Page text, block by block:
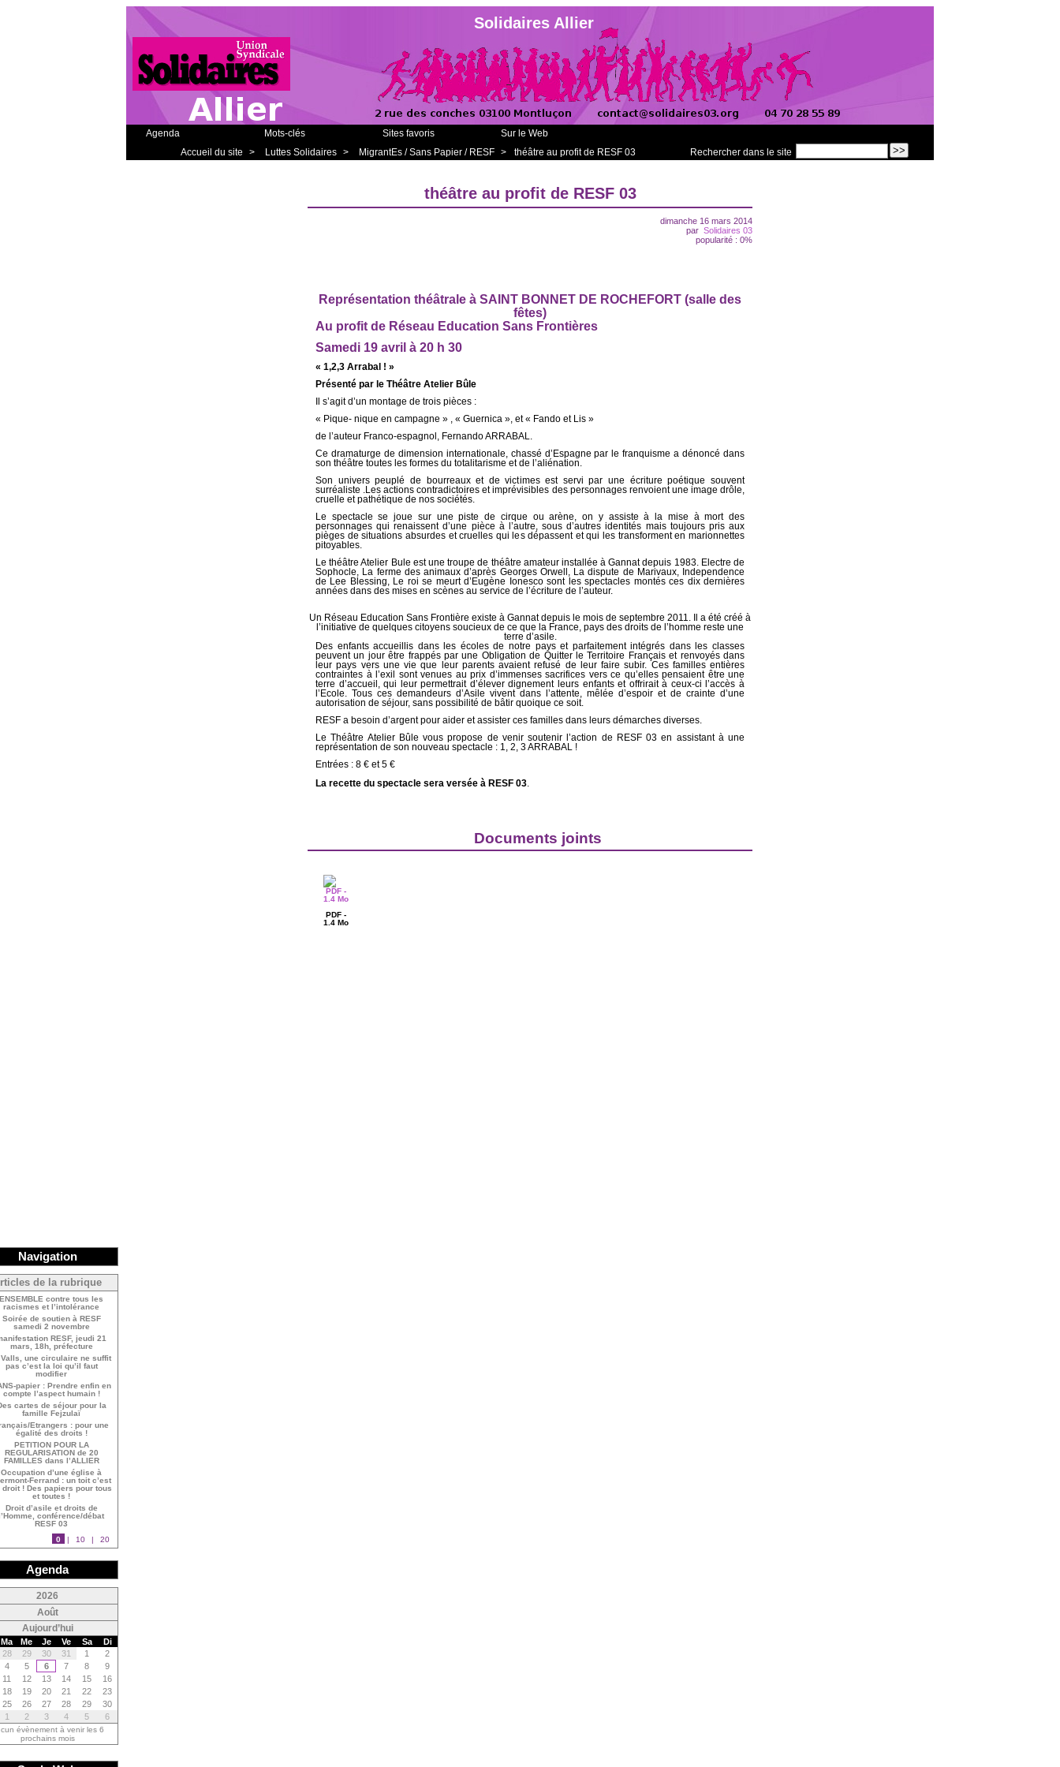
Solidaires Allier
Agenda Mots-clés Sites favoris
Sur le Web
Rechercher dans le site
Accueil du site > Luttes Solidaires > MigrantEs / Sans Papier / RESF > théâtre au profit de RESF 03
théâtre au profit de RESF 03
dimanche 16 mars 2014
par Solidaires 03
popularité : 0%
Représentation théâtrale à SAINT BONNET DE ROCHEFORT (salle des
fêtes)
Au profit de Réseau Education Sans Frontières
Samedi 19 avril à 20 h 30
« 1,2,3 Arrabal ! »
Présenté par le Théâtre Atelier Bûle
Il s’agit d’un montage de trois pièces :
« Pique- nique en campagne » , « Guernica », et « Fando et Lis »
de l’auteur Franco-espagnol, Fernando ARRABAL.
Ce dramaturge de dimension internationale, chassé d’Espagne par le franquisme a dénoncé dans
son théâtre toutes les formes du totalitarisme et de l’aliénation.
Son univers peuplé de bourreaux et de victimes est servi par une écriture poétique souvent
surréaliste .Les actions contradictoires et imprévisibles des personnages renvoient une image drôle,
cruelle et pathétique de nos sociétés.
Le spectacle se joue sur une piste de cirque ou arène, on y assiste à la mise à mort des
personnages qui renaissent d’une pièce à l’autre, sous d’autres identités mais toujours pris aux
pièges de situations absurdes et cruelles qui les dépassent et qui les transforment en marionnettes
pitoyables.
Le théâtre Atelier Bule est une troupe de théâtre amateur installée à Gannat depuis 1983. Electre de
Sophocle, La ferme des animaux d’après Georges Orwell, La dispute de Marivaux, Independence
de Lee Blessing, Le roi se meurt d’Eugène Ionesco sont les spectacles montés ces dix dernières
années dans des mises en scènes au service de l’écriture de l’auteur.
Un Réseau Education Sans Frontière existe à Gannat depuis le mois de septembre 2011. Il a été créé à
l’initiative de quelques citoyens soucieux de ce que la France, pays des droits de l’homme reste une
terre d’asile.
Des enfants accueillis dans les écoles de notre pays et parfaitement intégrés dans les classes
peuvent un jour être frappés par une Obligation de Quitter le Territoire Français et renvoyés dans
leur pays vers une vie que leur parents avaient refusé de leur faire subir. Ces familles entières
contraintes à l’exil sont venues au prix d’immenses sacrifices vers ce qu’elles pensaient être une
terre d’accueil, qui leur permettrait d’élever dignement leurs enfants et offrirait à ceux-ci l’accès à
l’Ecole. Tous ces demandeurs d’Asile vivent dans l’attente, mêlée d’espoir et de crainte d’une
autorisation de séjour, sans possibilité de bâtir quoique ce soit.
RESF a besoin d’argent pour aider et assister ces familles dans leurs démarches diverses.
Le Théâtre Atelier Bûle vous propose de venir soutenir l’action de RESF 03 en assistant à une
représentation de son nouveau spectacle : 1, 2, 3 ARRABAL !
Entrées : 8 € et 5 €
La recette du spectacle sera versée à RESF 03.
Documents joints
PDF -
1.4 Mo
Navigation
de la rubrique
ENSEMBLE contre tous les
racismes et l’intolérance
Soirée de soutien à RESF
samedi 2 novembre
RESF, jeudi 21
mars, 18h, préfecture
Valls, une circulaire ne suffit
pas c’est la loi qu’il faut
modifier
papier : Prendre enfin en
compte l’aspect humain !
cartes de séjour pour la
famille Fejzulaï
Etrangers : pour une
égalité des droits !
PETITION POUR LA
REGULARISATION de 20
FAMILLES dans l’ALLIER
Occupation d’une église à
Ferrand : un toit c’est
droit ! Des papiers pour tous
et toutes !
Droit d’asile et droits de
conférence/débat
RESF 03
0
| 10 | 20
Agenda
2026
Août
Aujourd’hui
Ma Me Je Ve Sa
Di
28
29 30 31 1
2
4
5 6 7 8
9
11
12 13 14 15
16
18
19 20 21 22
23
25
26 27 28 29
30
1
2 3 4 5 6
évènement à venir les 6
prochains mois